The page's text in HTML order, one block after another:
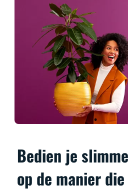
Bedien je
op de manier